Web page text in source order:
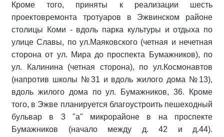
Кроме того, приняты к реализации шесть
проектовремонта тротуаров в Эжвинском районе
столицы Коми - вдоль парка культуры и отдыха по
улице Славы, по ул.Маяковского (четная и нечетная
сторона от ул. Мира до проспекта Бумажников), по
ул. Калинина (четная сторона), по ул.Космонавтов
(напротив школы №31 и вдоль жилого дома №13),
вдоль жилого дома по ул. Бумажников, 36. Кроме
того, в Эжве планируется благоустроить пешеходный
бульвар в 3 "а" микрорайоне в на проспекте
Бумажников (начало между д. 42 и д.44).